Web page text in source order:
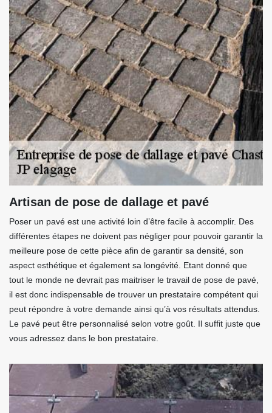
Artisan de pose de dallage et pavé
Poser un pavé est une activité loin d’être facile à accomplir. Des
différentes étapes ne doivent pas négliger pour pouvoir garantir la
meilleure pose de cette pièce afin de garantir sa densité, son
aspect esthétique et également sa longévité. Etant donné que
tout le monde ne devrait pas maitriser le travail de pose de pavé,
il est donc indispensable de trouver un prestataire compétent qui
peut répondre à votre demande ainsi qu’à vos résultats attendus.
Le pavé peut être personnalisé selon votre goût. Il suffit juste que
vous adressez dans le bon prestataire.